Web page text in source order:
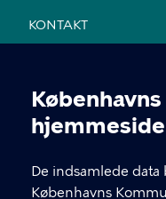
De indsamlede
Københavns
KONTAKT
28 11 94 54
EAN nr.